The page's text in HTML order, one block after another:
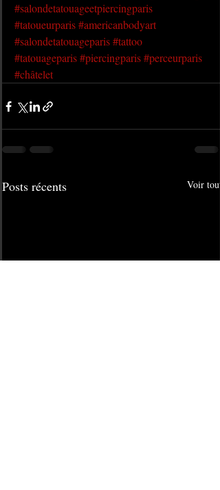
#salondetatouageetpiercingparis
#tatoueurparis#americanbodyart
#salondetatouageparis#tattoo
#tatouageparis#piercingparis#perceurparis
#châtelet
Posts récents Voir tout